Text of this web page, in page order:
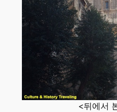
<뒤에서